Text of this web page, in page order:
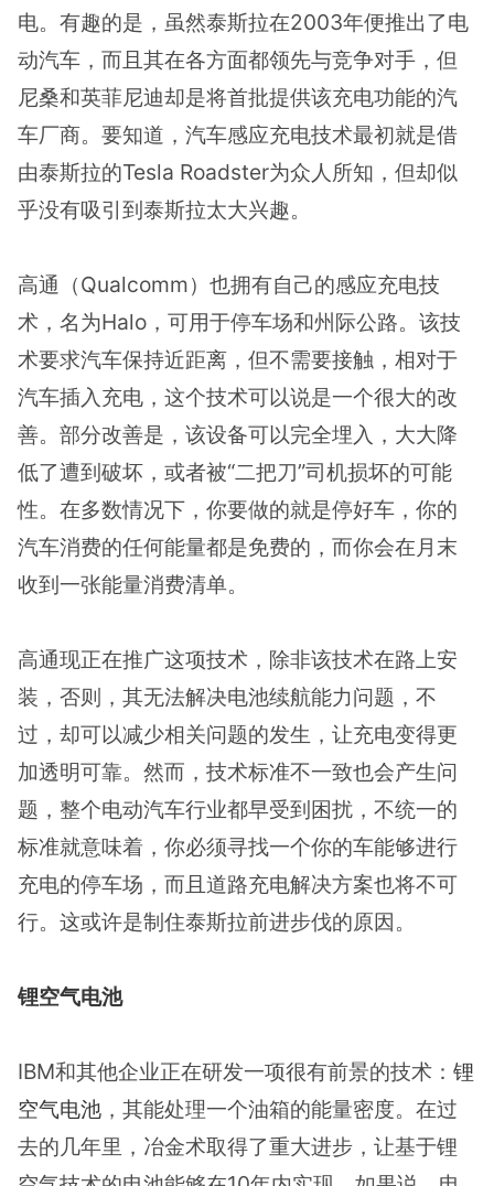
电。有趣的是，虽然泰斯拉在2003年便推出了电
动汽车，而且其在各方面都领先与竞争对手，但
尼桑和英菲尼迪却是将首批提供该充电功能的汽
车厂商。要知道，汽车感应充电技术最初就是借
由泰斯拉的Tesla Roadster为众人所知，但却似
乎没有吸引到泰斯拉太大兴趣。
高通（Qualcomm）也拥有自己的感应充电技
术，名为Halo，可用于停车场和州际公路。该技
术要求汽车保持近距离，但不需要接触，相对于
汽车插入充电，这个技术可以说是一个很大的改
善。部分改善是，该设备可以完全埋入，大大降
低了遭到破坏，或者被“二把刀”司机损坏的可能
性。在多数情况下，你要做的就是停好车，你的
汽车消费的任何能量都是免费的，而你会在月末
收到一张能量消费清单。
高通现正在推广这项技术，除非该技术在路上安
装，否则，其无法解决电池续航能力问题，不
过，却可以减少相关问题的发生，让充电变得更
加透明可靠。然而，技术标准不一致也会产生问
题，整个电动汽车行业都早受到困扰，不统一的
标准就意味着，你必须寻找一个你的车能够进行
充电的停车场，而且道路充电解决方案也将不可
行。这或许是制住泰斯拉前进步伐的原因。
锂空气电池
IBM和其他企业正在研发一项很有前景的技术： 锂
空气电池 ，其能处理一个油箱的能量密度。在过
去的几年里，冶金术取得了重大进步，让基于锂